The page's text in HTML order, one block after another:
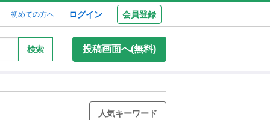
初めての方へ ログイン 会員登録
検索 投稿画面へ(無料)
人気キーワード